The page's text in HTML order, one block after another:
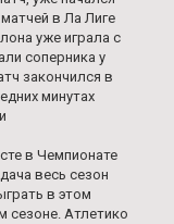
в Ла Лиге
уже играла с
соперника у
закончился в
минутах
в Чемпионате
весь сезон
в этом
сезоне. Атлетико